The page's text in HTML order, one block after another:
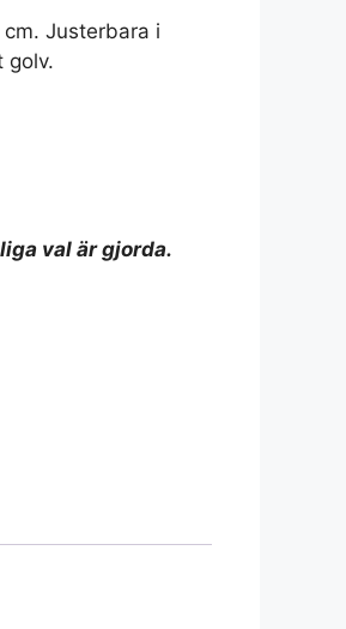
Justerbara i
golv.
val är gjorda.